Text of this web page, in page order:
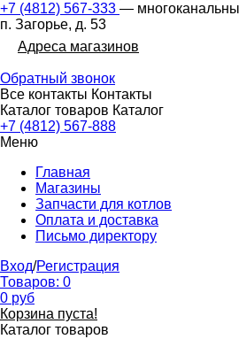
+7 (4812) 567-333 —
п. Загорье, д. 53
Адреса магазинов
Обратный звонок
Все контакты Контакты
Каталог товаров Каталог
+7 (4812) 567-888
Меню
Главная
Магазины
Запчасти для котлов
Оплата и доставка
Письмо директору
Вход/Регистрация
Товаров: 0
0 руб
Корзина пуста!
Каталог товаров